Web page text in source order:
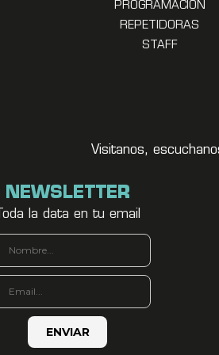
PROGRAMACION
REPETIDORAS
STAFF
Visitanos,
NEWSLETTER
Toda la data en tu email